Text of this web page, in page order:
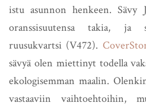
istu asunnon henkeen. Sävy
oranssisuutensa takia, ja
ruusukvartsi (V472).
sävyä olen miettinyt todella
ekologisemman maalin.
vastaaviin vaihtoehtoihin,